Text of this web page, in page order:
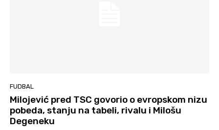
FUDBAL
Milojević pred TSC govorio o evropskom nizu
pobeda, stanju na tabeli, rivalu i Milošu
Degeneku